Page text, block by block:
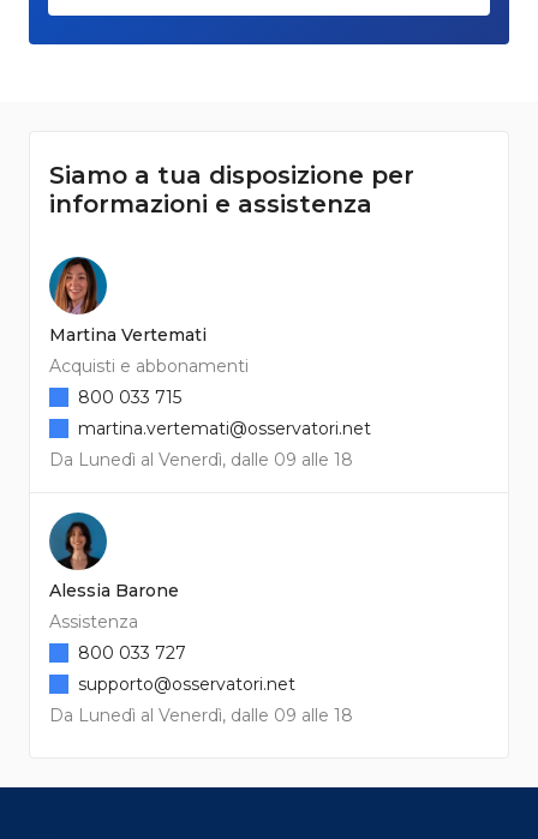
Siamo a tua disposizione per
informazioni e assistenza
Martina Vertemati
Acquisti e abbonamenti
Da Lunedì al Venerdì, dalle 09 alle 18
800 033 715
martina.vertemati@osservatori.net
Alessia Barone
Assistenza
Da Lunedì al Venerdì, dalle 09 alle 18
800 033 727
supporto@osservatori.net